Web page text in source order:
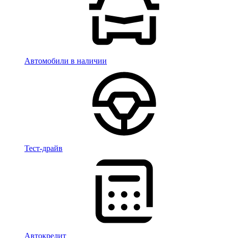
Автомобили в наличии
Тест-драйв
Автокредит